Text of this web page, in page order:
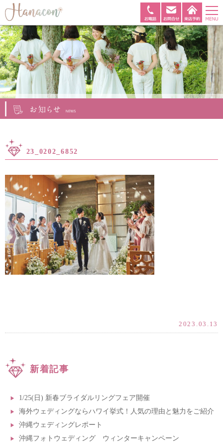
23_0202_6852
2023.03.13
新着記事
1/25(日) 新春ブライダルリングフェア開催
海外ウェディングならハワイ挙式！人気の理由と魅力をご紹介
沖縄ウェディングレポート
沖縄フォトウェディング ウィンターキャンペーン